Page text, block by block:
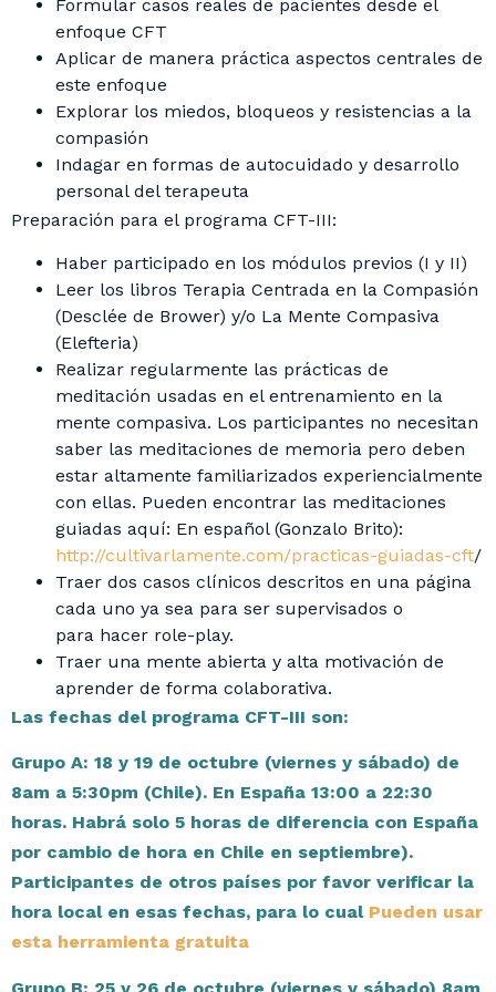
Formular casos reales de pacientes desde el
enfoque CFT
Aplicar de manera práctica aspectos centrales de
este enfoque
Explorar los miedos, bloqueos y resistencias a la
compasión
Indagar en formas de autocuidado y desarrollo
personal del terapeuta
Preparación para el programa CFT-III:
Haber participado en los módulos previos (I y II)
Leer los libros Terapia Centrada en la Compasión
(Desclée de Brower) y/o La Mente Compasiva
(Elefteria)
Realizar regularmente las prácticas de
meditación usadas en el entrenamiento en la
mente compasiva. Los participantes no necesitan
saber las meditaciones de memoria pero deben
estar altamente familiarizados experiencialmente
con ellas. Pueden encontrar las meditaciones
guiadas aquí: En español (Gonzalo Brito):
http://cultivarlamente.com/practicas-guiadas-cft/
Traer dos casos clínicos descritos en una página
cada uno ya sea para ser supervisados o
para hacer role-play.
Traer una mente abierta y alta motivación de
aprender de forma colaborativa.
Las fechas del programa CFT-III son:
Grupo A: 18 y 19 de octubre (viernes y sábado) de
8am a 5:30pm (Chile). En España 13:00 a 22:30
horas. Habrá solo 5 horas de diferencia con España
por cambio de hora en Chile en septiembre).
Participantes de otros países por favor verificar la
hora local en esas fechas, para lo cual Pueden usar
esta herramienta gratuita